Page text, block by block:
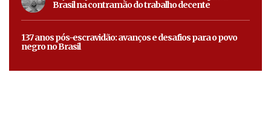
Brasil na contramão do trabalho decente
137 anos pós-escravidão: avanços e desafios para o povo
negro no Brasil